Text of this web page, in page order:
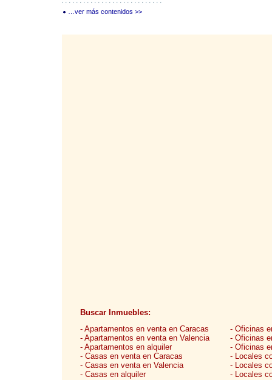
…ver más contenidos >>
Buscar Inmuebles:
- Apartamentos en venta en Caracas
- Apartamentos en venta en Valencia
- Apartamentos en alquiler
- Casas en venta en Caracas
- Casas en venta en Valencia
- Casas en alquiler
- Oficinas
- Oficinas
- Oficinas
- Locales
- Locales
- Locales